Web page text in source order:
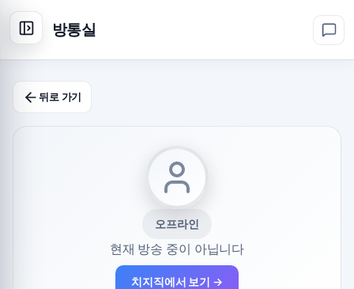
방통실
뒤로 가기
오프라인
현재 방송 중이 아닙니다
치지직에서 보기 →